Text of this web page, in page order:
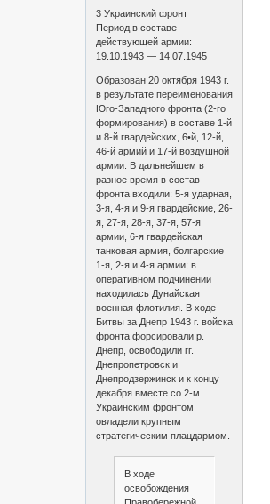
3 Украинский фронт
Период в составе
действующей армии:
19.10.1943 — 14.07.1945
Образован 20 октября 1943 г.
в результате переименования
Юго-Западного фронта (2-го
формирования) в составе 1-й
и 8-й гвардейских, 6•й, 12-й,
46-й армий и 17-й воздушной
армии. В дальнейшем в
разное время в состав
фронта входили: 5-я ударная,
3-я, 4-я и 9-я гвардейские, 26-
я, 27-я, 28-я, 37-я, 57-я
армии, 6-я гвардейская
танковая армия, болгарские
1-я, 2-я и 4-я армии; в
оперативном подчинении
находилась Дунайская
военная флотилия. В ходе
Битвы за Днепр 1943 г. войска
фронта форсировали р.
Днепр, освободили гг.
Днепропетровск и
Днепродзержинск и к концу
декабря вместе со 2-м
Украинским фронтом
овладели крупным
стратегическим плацдармом.
В ходе
освобождения